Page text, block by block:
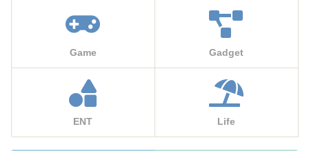
Game Gadget
ENT Life